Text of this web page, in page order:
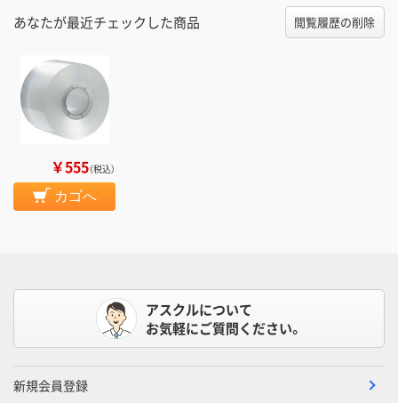
あなたが最近チェックした商品 閲覧履歴の削除
￥555（税込）
カゴへ
アスクルについて
お気軽にご質問ください。
新規会員登録